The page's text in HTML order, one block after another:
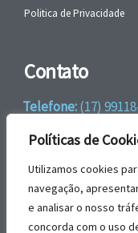
Políticas de
Utilizamos cookies
navegação,
e analisar o nosso
concorda com o uso
Politica de Privacidade
Contato
Telefone:(17)
WhatsApp:+55 (17)
email:
Rua Jatai, nº 81